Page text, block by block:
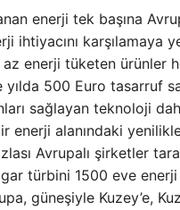
enerji tek başına
ihtiyacını karşılamaya
az enerji tüketen ürünler
yılda 500 Euro tasarruf
sağlayan teknoloji
enerji alanındaki
Avrupalı ​​şirketler
türbini 1500 eve
güneşiyle Kuzey’e,